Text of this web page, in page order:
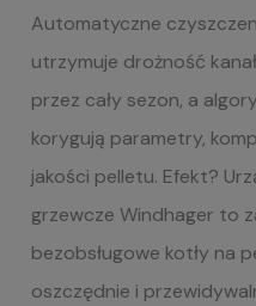
Automatyczne
utrzymuje drożność
przez cały sezon, a
korygują parametry,
jakości pelletu. Efekt?
grzewcze Windhager to
bezobsługowe kotły na
oszczędnie i